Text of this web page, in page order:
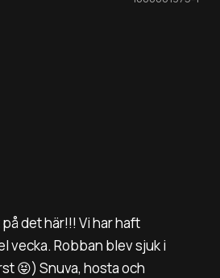
det här!!! Vi har haft
vecka. Robban blev sjuk i
😝) Snuva, hosta och